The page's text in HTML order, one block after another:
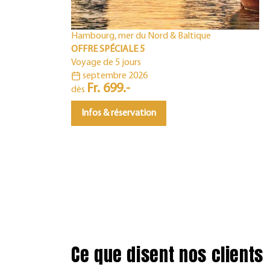
Hambourg, mer du Nord & Baltique
OFFRE SPÉCIALE 5
Voyage de 5 jours
septembre 2026
dès Fr. 699.-
Infos & réservation
Ce que disent nos clients